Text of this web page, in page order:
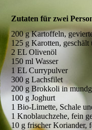
Zutaten für zwei
200 g Kartoffeln,
125 g Karotten,
2 EL Olivenöl
150 ml Wasser
1 EL Currypulver
300 g Lachsfilet
200 g Brokkoli in
100 g Joghurt
1 Bio-Limette, Schale
1 Knoblauchzehe, fein
10 g frischer Koriander,